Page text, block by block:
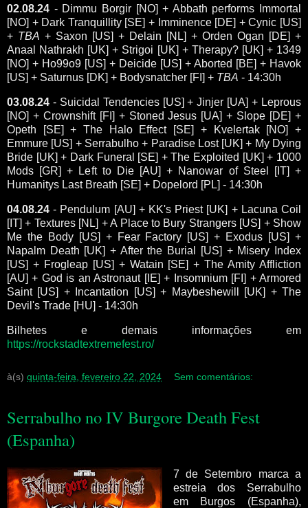
02.08.24 - Dimmu Borgir [NO] + Abbath performs Immortal
[NO] + Dark Tranquillity [SE] + Imminence [DE] + Cynic [US]
+ TBA + Saxon [US] + Delain [NL] + Orden Ogan [DE] +
Anaal Nathrakh [UK] + Strigoi [UK] + Therapy? [UK] + 1349
[NO] + Ho99o9 [US] + Deicide [US] + Aborted [BE] + Havok
[US] + Saturnus [DK] + Bodysnatcher [FI] + TBA - 14:30h
03.08.24 - Suicidal Tendencies [US] + Jinjer [UA] + Leprous
[NO] + Crownshift [FI] + Stoned Jesus [UA] + Slope [DE] +
Opeth [SE] + The Halo Effect [SE] + Kvelertak [NO] +
Emmure [US] + Serrabulho + Paradise Lost [UK] + My Dying
Bride [UK] + Dark Funeral [SE] + The Exploited [UK] + 1000
Mods [GR] + Left to Die [AU] + Nanowar of Steel [IT] +
Humanitys Last Breath [SE] + Dopelord [PL] - 14:30h
04.08.24 - Pendulum [AU] + KK's Priest [UK] + Lacuna Coil
[IT] + Textures [NL] + A Place to Bury Strangers [US] + Show
Me the Body [US] + Fear Factory [US] + Exodus [US] +
Napalm Death [UK] + After the Burial [US] + Misery Index
[US] + Frogleap [US] + Watain [SE] + The Amity Affliction
[AU] + God is an Astronaut [IE] + Insomnium [FI] + Armored
Saint [US] + Incantation [US] + Maybeshewill [UK] + The
Devil's Trade [HU] - 14:30h
Bilhetes e demais informações em
https://rockstadtextremefest.ro/
à(s) quinta-feira, fevereiro 22, 2024 Sem comentários:
Serrabulho no IV Burgore Death Fest
(Espanha)
7 de Setembro marca a
estreia dos Serrabulho
em Burgos (Espanha),